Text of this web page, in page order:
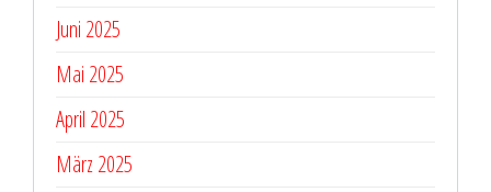
Juni 2025
Mai 2025
April 2025
März 2025